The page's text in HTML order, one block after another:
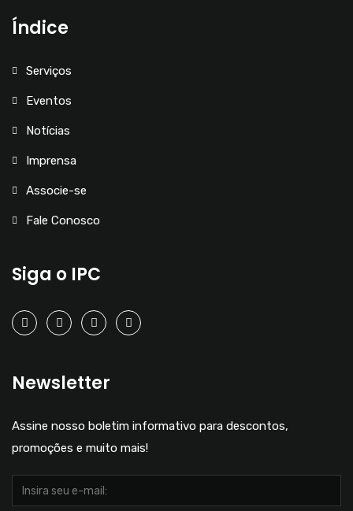
Índice
Serviços
Eventos
Notícias
Imprensa
Associe-se
Fale Conosco
Siga o IPC
Newsletter
Assine nosso boletim informativo para descontos,
promoções e muito mais!